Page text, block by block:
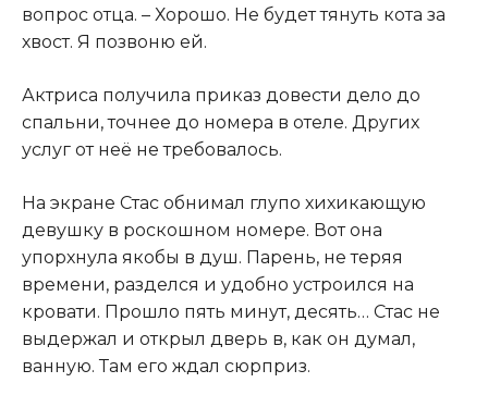
вопрос отца. – Хорошо. Не будет тянуть кота за
хвост. Я позвоню ей.
Актриса получила приказ довести дело до
спальни, точнее до номера в отеле. Других
услуг от неё не требовалось.
На экране Стас обнимал глупо хихикающую
девушку в роскошном номере. Вот она
упорхнула якобы в душ. Парень, не теряя
времени, разделся и удобно устроился на
кровати. Прошло пять минут, десять… Стас не
выдержал и открыл дверь в, как он думал,
ванную. Там его ждал сюрприз.